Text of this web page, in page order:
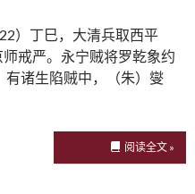
）丁巳，大清兵取西平
戒严。永宁贼将罗乾象约
有诸生陷贼中，（朱）燮
阅读全文 »